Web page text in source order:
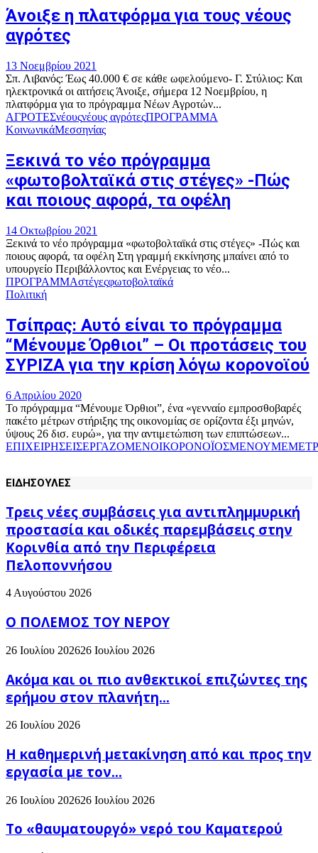
Άνοιξε η πλατφόρμα για τους νέους
αγρότες
13 Νοεμβρίου 2021
Σπ. Λιβανός: Έως 40.000 € σε κάθε ωφελούμενο- Γ. Στύλιος: Και
ηλεκτρονικά οι αιτήσεις Άνοιξε, σήμερα 12 Νοεμβρίου, η
πλατφόρμα για το πρόγραμμα Νέων Αγροτών...
ΑΓΡΟΤΕΣνέουςνέους αγρότεςΠΡΟΓΡΑΜΜΑ
ΚοινωνικάΜεσσηνίας
Ξεκινά το νέο πρόγραμμα
«φωτοβολταϊκά στις στέγες» -Πώς
και ποιους αφορά, τα οφέλη
14 Οκτωβρίου 2021
Ξεκινά το νέο πρόγραμμα «φωτοβολταϊκά στις στέγες» -Πώς και
ποιους αφορά, τα οφέλη Στη γραμμή εκκίνησης μπαίνει από το
υπουργείο Περιβάλλοντος και Ενέργειας το νέο...
ΠΡΟΓΡΑΜΜΑστέγεςφωτοβολταϊκά
Πολιτική
Τσίπρας: Αυτό είναι το πρόγραμμα
“Μένουμε Όρθιοι” – Οι προτάσεις του
ΣΥΡΙΖΑ για την κρίση λόγω κορονοϊού
6 Απριλίου 2020
Το πρόγραμμα “Μένουμε Όρθιοι”, ένα «γενναίο εμπροσθοβαρές
πακέτο μέτρων στήριξης της οικονομίας σε ορίζοντα έξι μηνών,
ύψους 26 δισ. ευρώ», για την αντιμετώπιση των επιπτώσεων...
ΕΠΙΧΕΙΡΗΣΕΙΣΕΡΓΑΖΟΜΕΝΟΙΚΟΡΟΝΟΪΟΣΜΕΝΟΥΜΕ
ΕΙΔΗΣΟΥΛΕΣ
Τρεις νέες συμβάσεις για αντιπλημμυρική
προστασία και οδικές παρεμβάσεις στην
Κορινθία από την Περιφέρεια
Πελοποννήσου
4 Αυγούστου 2026
Ο ΠΟΛΕΜΟΣ ΤΟΥ ΝΕΡΟΥ
26 Ιουλίου 202626 Ιουλίου 2026
Ακόμα και οι πιο ανθεκτικοί επιζώντες της
ερήμου στον πλανήτη...
26 Ιουλίου 2026
H καθημερινή μετακίνηση από και προς την
εργασία με τον...
26 Ιουλίου 202626 Ιουλίου 2026
Το «θαυματουργό» νερό του Καματερού